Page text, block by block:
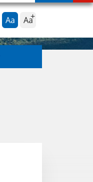
Aa Aa